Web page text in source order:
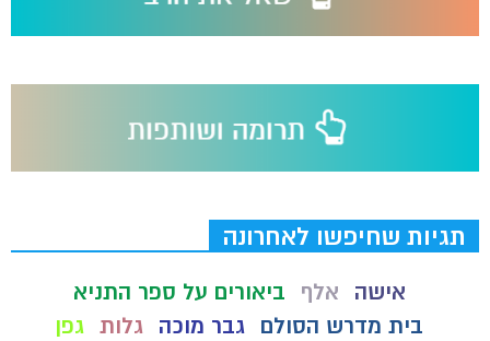
תגיות שחיפשו לאחרונה
אישה אלף
ביאורים על ספר התניא
בית מדרש הסולם גבר מוכה גלות גפן